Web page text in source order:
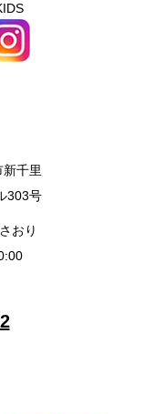
千里
303号
おり